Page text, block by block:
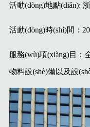
活動(dòng)地點(diǎn):
活動(dòng)時(shí)間 ：
服務(wù)項(xiàng)目 ：
物料設(shè)備以及設